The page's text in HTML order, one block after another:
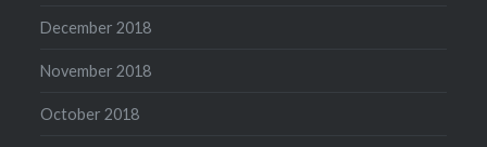
December 2018
November 2018
October 2018